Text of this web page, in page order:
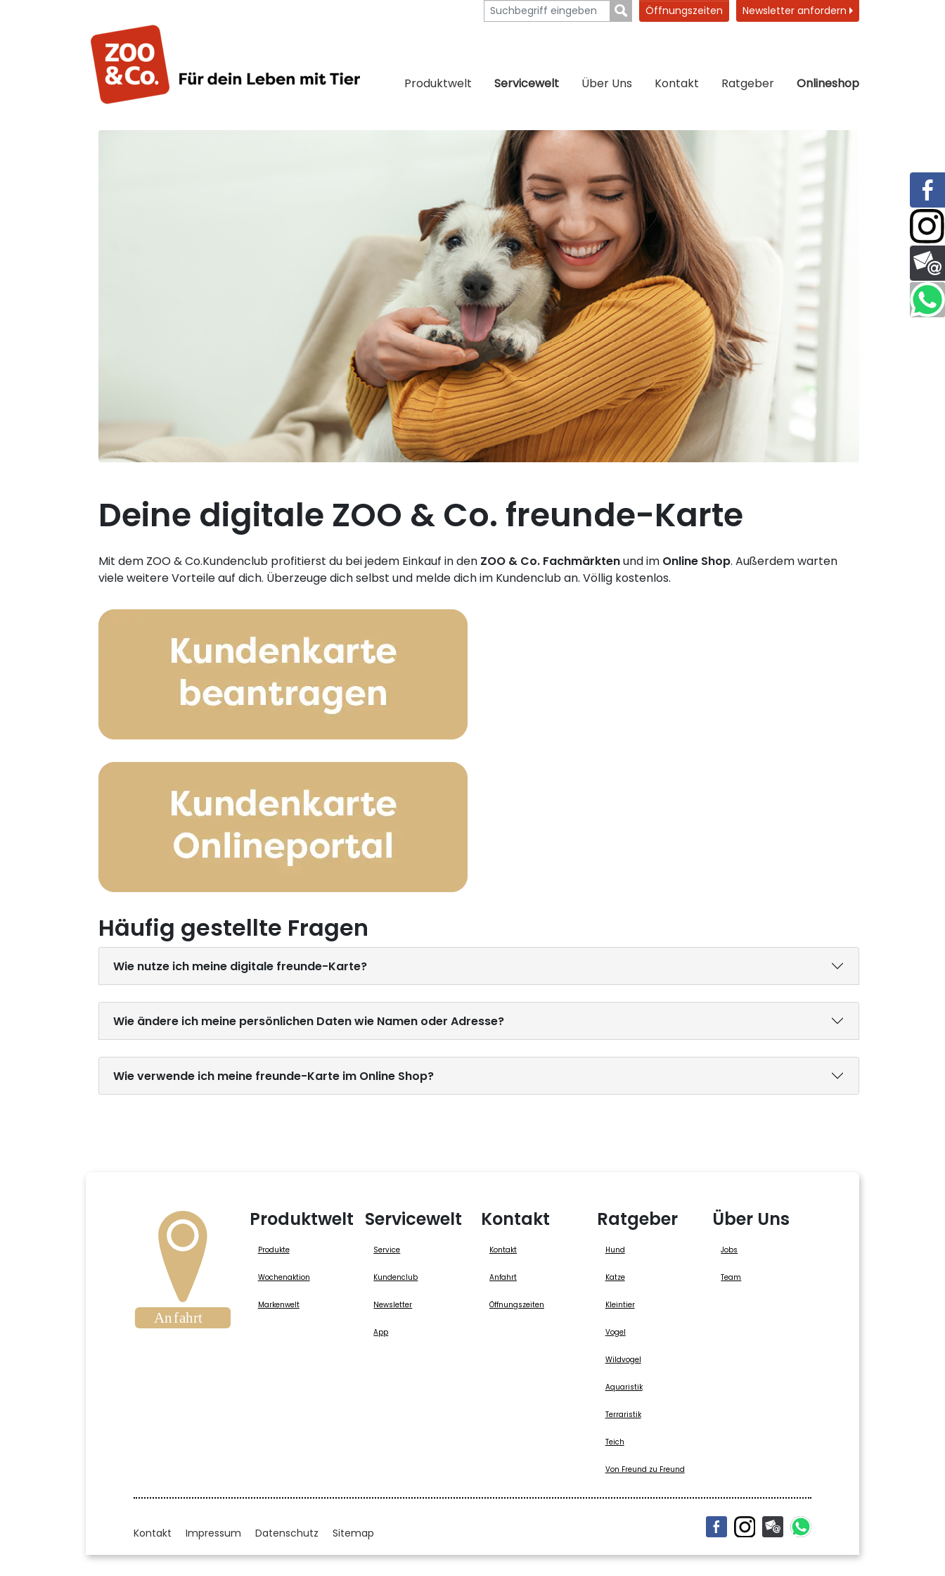
Öffnungszeiten Newsletter anfordern
Produktwelt Servicewelt Über Uns Kontakt Ratgeber Onlineshop
Deine digitale ZOO & Co. freunde-Karte
Mit dem ZOO & Co.Kundenclub profitierst du bei jedem Einkauf in den ZOO & Co. Fachmärktenund im Online Shop. Außerdem warten
viele weitere Vorteile auf dich. Überzeuge dich selbst und melde dich im Kundenclub an. Völlig kostenlos.
Häufig gestellte Fragen
Wie nutze ich meine digitale freunde-Karte?
Wie ändere ich meine persönlichen Daten wie Namen oder Adresse?
Wie verwende ich meine freunde-Karte im Online Shop?
Produktwelt
Produkte
Wochenaktion
Markenwelt
Servicewelt
Service
Kundenclub
Newsletter
App
Kontakt
Kontakt
Anfahrt
Öffnungszeiten
Ratgeber
Hund
Katze
Kleintier
Vogel
Wildvogel
Aquaristik
Terraristik
Teich
Von Freund zu Freund
Über Uns
Jobs
Team
Kontakt Impressum Datenschutz Sitemap